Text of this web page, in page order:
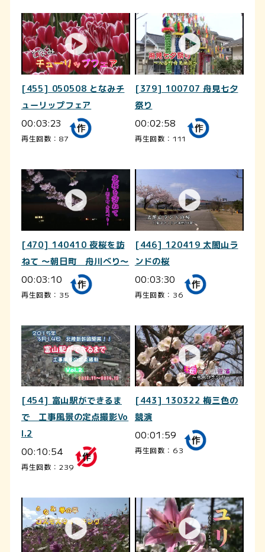
[455] 050508 となみチ
ューリップフェア
00:03:23
再生回数：87
[379] 100707 舟見七夕
祭り
00:02:58
再生回数：111
[470] 140410 夜桜を訪
ねて ～朝日町 舟川べり～
00:03:10
再生回数：35
[446] 120419 太閤山ラ
ンドの桜
00:03:30
再生回数：36
[454] 富山駅ができるま
で 工事風景の定点撮影Vo
l.2
00:10:54
再生回数：239
[443] 130322 梅三色の
競演
00:01:59
再生回数：63